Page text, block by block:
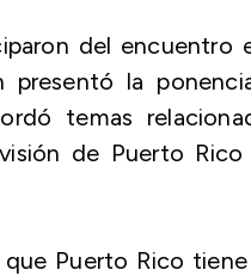
del encuentro
la
temas
de Puerto
Puerto Rico